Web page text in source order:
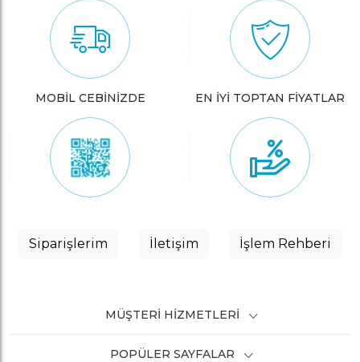
MOBİL CEBİNİZDE EN İYİ TOPTAN FİYATLAR
Siparişlerim İletişim İşlem Rehberi
MÜŞTERI HIZMETLERI
POPÜLER SAYFALAR